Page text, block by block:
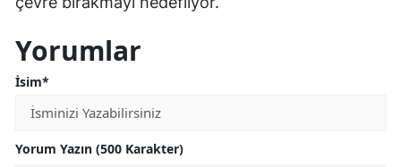
Yorumlar
İsim*
Yorum Yazın (500 Karakter)